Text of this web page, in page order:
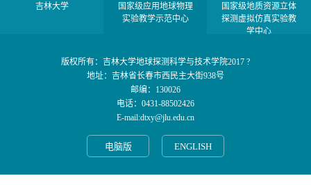
吉林大学
国家级应用地球物理
实验教学示范中心
国家级地质资源立体
探测虚拟仿真实验教
学中心
版权所有：吉林大学地球探测科学与技术学院2017 ?
地址：吉林省长春市西民主大街938号
邮编：130026
电话：0431-88502426
E-mail:dtxy@jlu.edu.cn
电脑版 ENGLISH